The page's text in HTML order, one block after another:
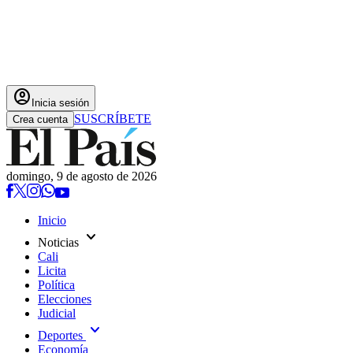
account_circle Inicia sesión
Crea cuenta SUSCRÍBETE
domingo, 9 de agosto de 2026
Inicio
Noticias expand_more
Cali
Licita
Política
Elecciones
Judicial
Deportes expand_more
Economía